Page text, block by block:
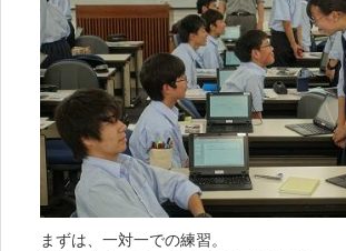
まずは、一対一での練習。